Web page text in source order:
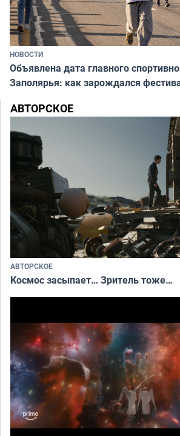
НОВОСТИ
Объявлена дата главного
Заполярья: как зарождался
АВТОРСКОЕ
АВТОРСКОЕ
Космос засыпает… Зритель тоже…